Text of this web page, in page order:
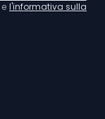
e l'informativa sulla